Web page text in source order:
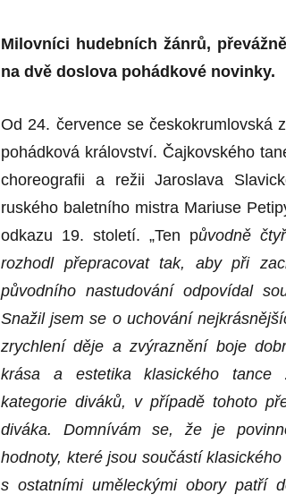
Milovníci hudebních žánrů,
na dvě doslova pohádkové novinky.
Od 24. července se českokrumlovská
pohádková království. Čajkovského
choreografii a režii Jaroslava
ruského baletního mistra Mariuse
odkazu 19. století. „Ten původně
rozhodl přepracovat tak, aby při
původního nastudování odpovídal
Snažil jsem se o uchování
zrychlení děje a zvýraznění boje
krása a estetika klasického tance
kategorie diváků, v případě tohoto
diváka. Domnívám se, že je
hodnoty, které jsou součástí
s ostatními uměleckými obory patří